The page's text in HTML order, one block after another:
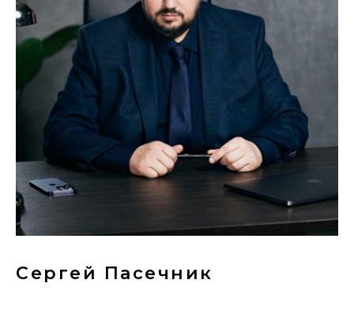
Сергей Пасечник